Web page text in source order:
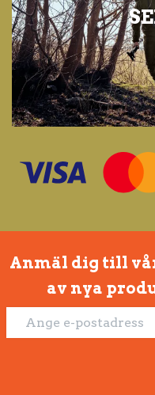
Anmäl dig till
av nya